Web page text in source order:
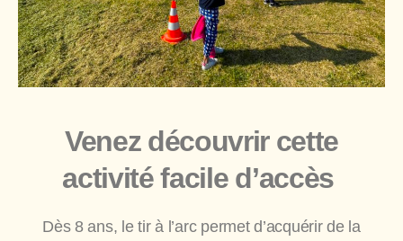
Venez découvrir cette
activité facile d’accès
Dès 8 ans, le tir à l’arc permet d’acquérir de la